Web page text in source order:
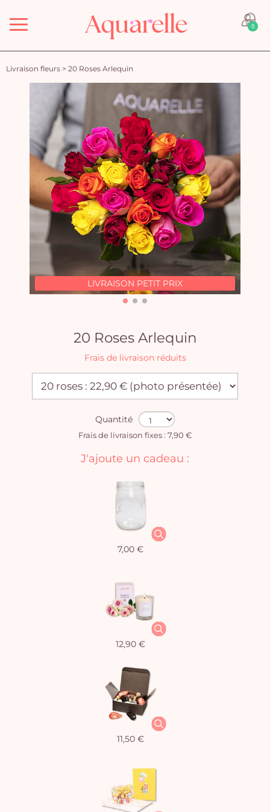
Menu 0
Livraison fleurs > 20 Roses Arlequin
LIVRAISON PETIT PRIX
20 Roses Arlequin
Frais de livraison réduits
Quantité
Frais de livraison fixes : 7,90 €
J'ajoute un cadeau :
7,00 €
12,90 €
11,50 €